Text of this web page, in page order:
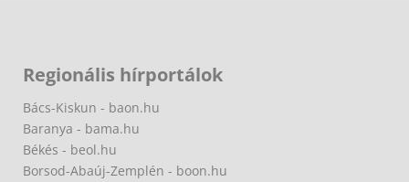
Regionális hírportálok
Bács-Kiskun - baon.hu
Baranya - bama.hu
Békés - beol.hu
Borsod-Abaúj-Zemplén - boon.hu